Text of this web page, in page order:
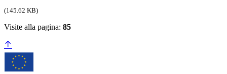
(145.62 KB)
Visite alla pagina: 85